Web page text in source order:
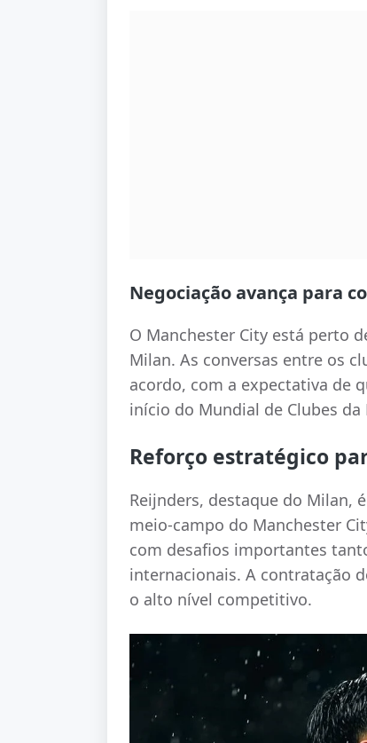
Negociação avança para
O Manchester City está perto
Milan. As conversas entre os
acordo, com a expectativa de
início do Mundial de Clubes da
Reforço estratégico
Reijnders, destaque do Milan,
meio-campo do Manchester
com desafios importantes
internacionais. A contratação
o alto nível competitivo.